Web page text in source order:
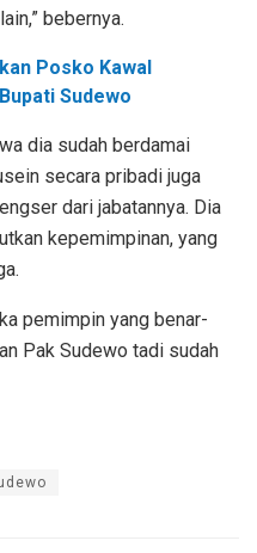
bebernya.
Posko Kawal
Sudewo
dia sudah berdamai
secara pribadi juga
dari jabatannya. Dia
kepemimpinan, yang
pemimpin yang benar-
Pak Sudewo tadi sudah